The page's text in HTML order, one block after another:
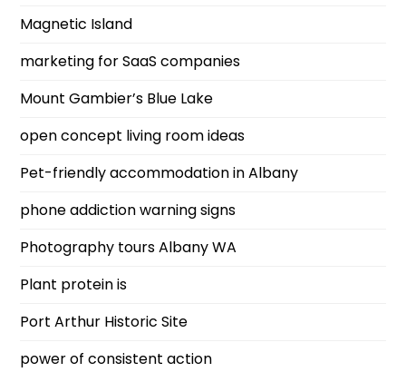
Magnetic Island
marketing for SaaS companies
Mount Gambier’s Blue Lake
open concept living room ideas
Pet-friendly accommodation in Albany
phone addiction warning signs
Photography tours Albany WA
Plant protein is
Port Arthur Historic Site
power of consistent action